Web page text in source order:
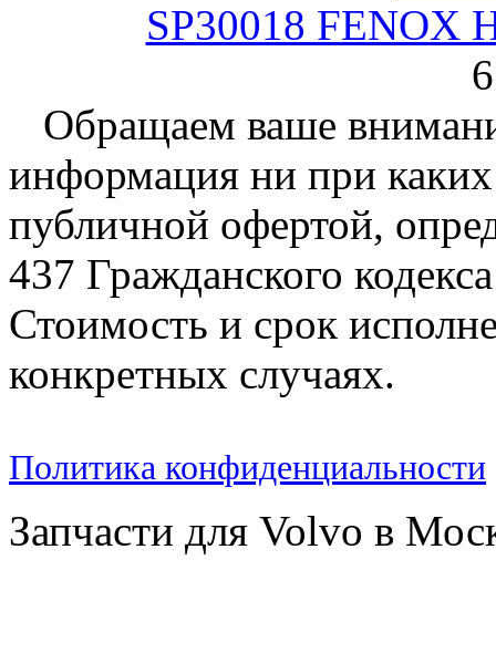
SP30018 FENOX
Обращаем ваше
информация ни при каких
публичной офертой,
437 Гражданского
Стоимость и срок
конкретных случаях.
Политика конфиденциальности
Запчасти для Volvo в